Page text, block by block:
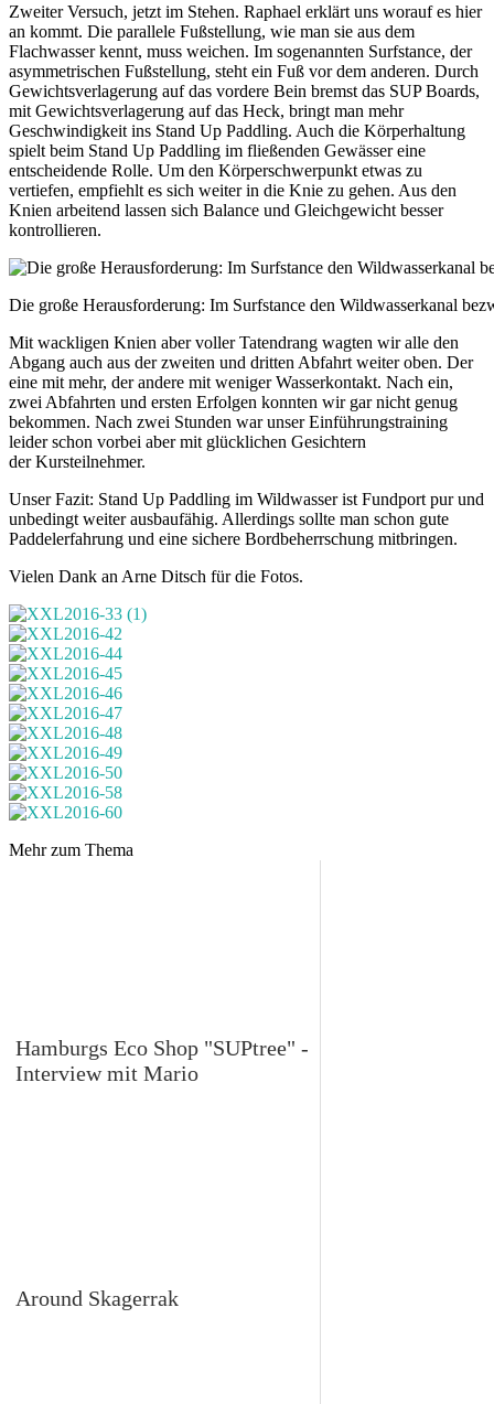
Zweiter Versuch, jetzt im Stehen. Raphael erklärt uns worauf es hier
an kommt. Die parallele Fußstellung, wie man sie aus dem
Flachwasser kennt, muss weichen. Im sogenannten Surfstance, der
asymmetrischen Fußstellung, steht ein Fuß vor dem anderen. Durch
Gewichtsverlagerung auf das vordere Bein bremst das SUP Boards,
mit Gewichtsverlagerung auf das Heck, bringt man mehr
Geschwindigkeit ins Stand Up Paddling. Auch die Körperhaltung
spielt beim Stand Up Paddling im fließenden Gewässer eine
entscheidende Rolle. Um den Körperschwerpunkt etwas zu
vertiefen, empfiehlt es sich weiter in die Knie zu gehen. Aus den
Knien arbeitend lassen sich Balance und Gleichgewicht besser
kontrollieren.
Die große Herausforderung: Im Surfstance den Wildwasserkanal
Mit wackligen Knien aber voller Tatendrang wagten wir alle den
Abgang auch aus der zweiten und dritten Abfahrt weiter oben. Der
eine mit mehr, der andere mit weniger Wasserkontakt. Nach ein,
zwei Abfahrten und ersten Erfolgen konnten wir gar nicht genug
bekommen. Nach zwei Stunden war unser Einführungstraining
leider schon vorbei aber mit glücklichen Gesichtern
der Kursteilnehmer.
Unser Fazit: Stand Up Paddling im Wildwasser ist Fundport pur und
unbedingt weiter ausbaufähig. Allerdings sollte man schon gute
Paddelerfahrung und eine sichere Bordbeherrschung mitbringen.
Vielen Dank an Arne Ditsch für die Fotos.
Mehr zum Thema
Hamburgs Eco Shop "SUPtree" -
Interview mit Mario
Around Skagerrak